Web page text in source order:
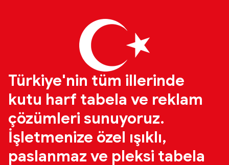
Türkiye'nin tüm illerinde
kutu harf tabela ve reklam
çözümleri sunuyoruz.
İşletmenize özel ışıklı,
paslanmaz ve pleksi tabela